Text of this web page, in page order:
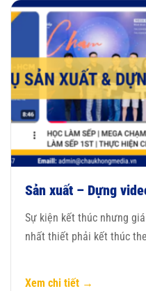
Sản xuất – Dựng
Sự kiện kết thúc nhưng
nhất thiết phải kết thúc
Xem chi tiết →